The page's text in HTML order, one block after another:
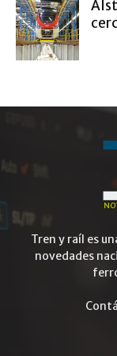
Tren y raíl es
novedades